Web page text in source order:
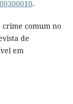
.
crime comum no
de
em